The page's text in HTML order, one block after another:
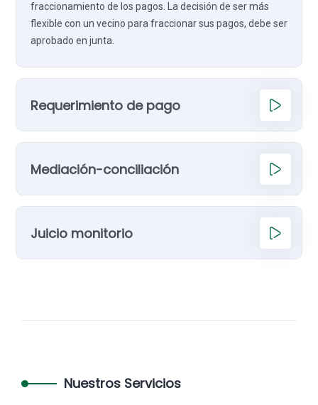
fraccionamiento de los pagos. La decisión de ser más
flexible con un vecino para fraccionar sus pagos, debe ser
aprobado en junta.
Requerimiento de pago
Mediación-conciliación
Juicio monitorio
Nuestros Servicios